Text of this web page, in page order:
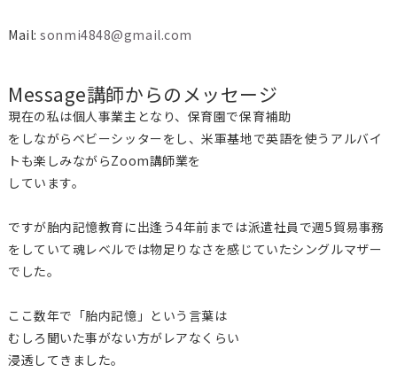
Mail:sonmi4848@gmail.com
Message講師からのメッセージ
現在の私は個人事業主となり、保育園で保育補助
をしながらベビーシッターをし、米軍基地で英語を使うアルバイ
トも楽しみながらZoom講師業を
しています。
ですが胎内記憶教育に出逢う4年前までは派遣社員で週5貿易事務
をしていて魂レベルでは物足りなさを感じていたシングルマザー
でした。
ここ数年で「胎内記憶」という言葉は
むしろ聞いた事がない方がレアなくらい
浸透してきました。